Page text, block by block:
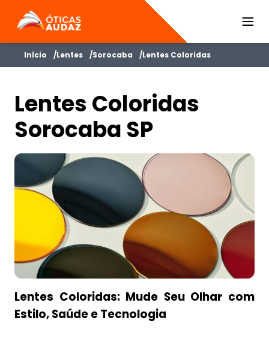
ÓTICAS AUDAZ
Início Lentes Sorocaba Lentes Coloridas
Lentes Coloridas
Sorocaba SP
Lentes Coloridas: Mude Seu Olhar com
Estilo, Saúde e Tecnologia